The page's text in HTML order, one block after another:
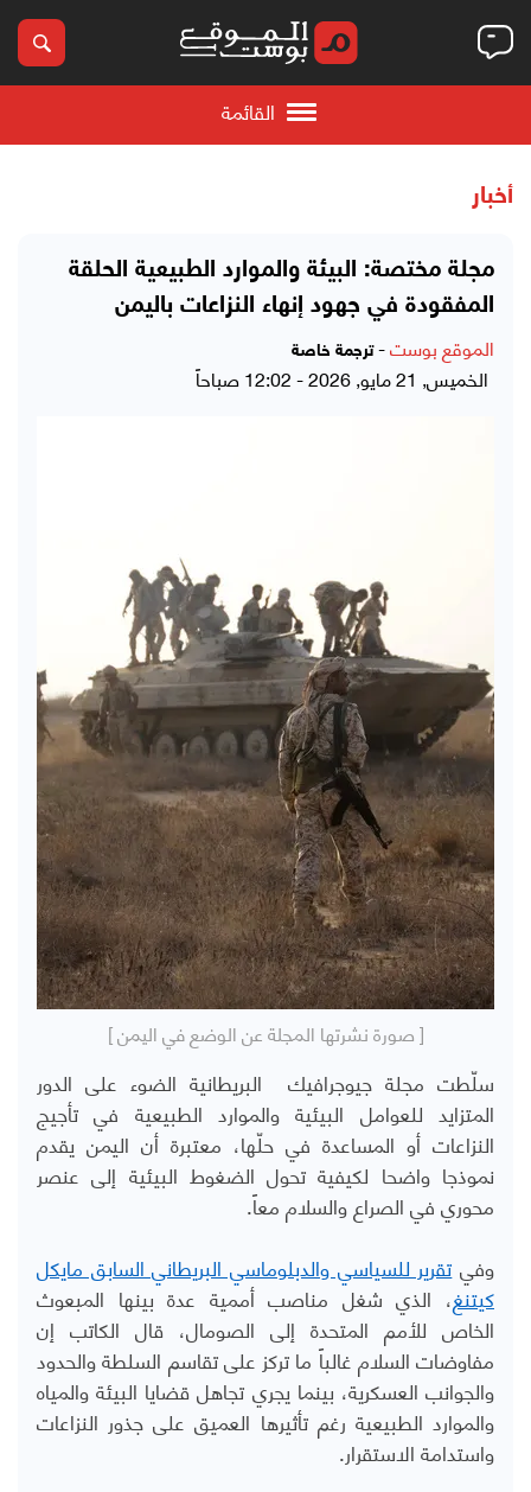
القائمة
أخبار
مجلة مختصة: البيئة والموارد الطبيعية الحلقة
المفقودة في جهود إنهاء النزاعات باليمن
الموقع بوست-ترجمة خاصة
الخميس, 21 مايو, 2026 - 12:02 صباحاً
[ صورة نشرتها المجلة عن الوضع في اليمن ]
سلّطت مجلة جيوجرافيك
البريطانية الضوء على الدور
المتزايد للعوامل البيئية والموارد الطبيعية في تأجيج
النزاعات أو المساعدة في حلّها، معتبرة أن اليمن يقدم
نموذجا واضحا لكيفية تحول الضغوط البيئية إلى عنصر
محوري في الصراع والسلام معاً.
وفي تقرير للسياسي والدبلوماسي البريطاني السابق مايكل
كيتنغ، الذي شغل مناصب أممية عدة بينها المبعوث
الخاص للأمم المتحدة إلى الصومال، قال الكاتب إن
مفاوضات السلام غالباً ما تركز على تقاسم السلطة والحدود
والجوانب العسكرية، بينما يجري تجاهل قضايا البيئة والمياه
والموارد الطبيعية رغم تأثيرها العميق على جذور النزاعات
واستدامة الاستقرار.